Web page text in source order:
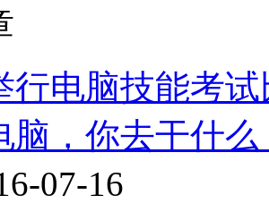
行电脑技能考
脑，你去干什
07-16